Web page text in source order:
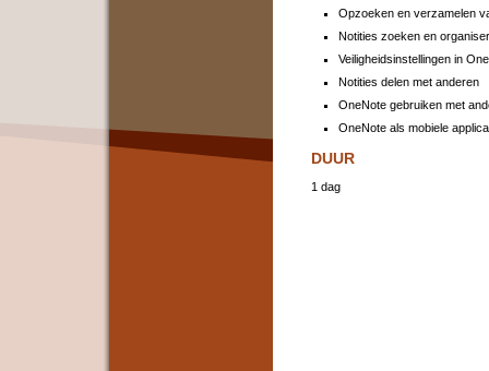
Opzoeken en verzamelen
Notities zoeken en
Veiligheidsinstellingen in
Notities delen met anderen
OneNote gebruiken met
OneNote als mobiele
DUUR
1 dag